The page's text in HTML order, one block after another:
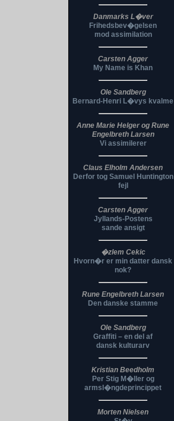
Danmarks L�ver
Frihedsbev�gelsen
mod assimilation
Carsten Agger
My Name is Khan
Ole Sandberg
Bernard-Henri L�vys kvalme
Anne Marie Helger og Rune
Engelbreth Larsen
Vi assimilerer
Claus Elholm Andersen
Derfor tog Samuel Huntington
fejl
Carsten Agger
Jyllands-Postens
sande ansigt
�zlem Cekic
Hvorn�r er min datter dansk
nok?
Rune Engelbreth Larsen
Den danske stamme
Ole Sandberg
Graffiti – en del af
dansk kulturarv
Kristian Beedholm
Per Stig M�ller og
armsl�ngdeprincippet
Morten Nielsen